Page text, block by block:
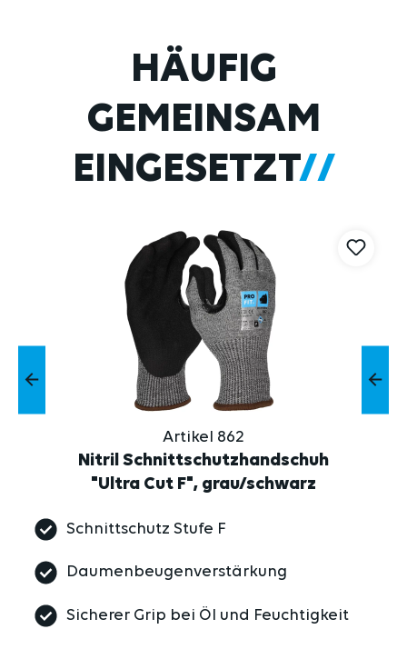
Produktgalerie überspringen
HÄUFIG
GEMEINSAM
EINGESETZT
Artikel 862
Nitril Schnittschutzhandschuh
"Ultra Cut F", grau/schwarz
Schnittschutz Stufe F
Daumenbeugenverstärkung
Sicherer Grip bei Öl und Feuchtigkeit